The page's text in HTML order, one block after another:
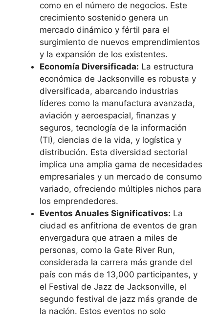
como en el número de negocios. Este
crecimiento sostenido genera un
mercado dinámico y fértil para el
surgimiento de nuevos emprendimientos
y la expansión de los existentes.
Economía Diversificada: La estructura
económica de Jacksonville es robusta y
diversificada, abarcando industrias
líderes como la manufactura avanzada,
aviación y aeroespacial, finanzas y
seguros, tecnología de la información
(TI), ciencias de la vida, y logística y
distribución. Esta diversidad sectorial
implica una amplia gama de necesidades
empresariales y un mercado de consumo
variado, ofreciendo múltiples nichos para
los emprendedores.
Eventos Anuales Significativos: La
ciudad es anfitriona de eventos de gran
envergadura que atraen a miles de
personas, como la Gate River Run,
considerada la carrera más grande del
país con más de 13,000 participantes, y
el Festival de Jazz de Jacksonville, el
segundo festival de jazz más grande de
la nación. Estos eventos no solo